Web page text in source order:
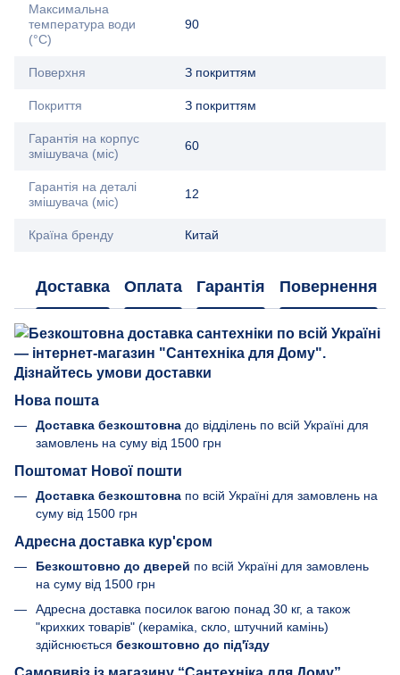
Максимальна
температура води
(°C)
90
Поверхня З покриттям
Покриття З покриттям
Гарантія на корпус
змішувача (міс)
60
Гарантія на деталі
змішувача (міс)
12
Країна бренду Китай
Доставка Оплата Гарантія Повернення
Нова пошта
Доставка безкоштовна до відділень по всій Україні для
замовлень на суму від 1500 грн
Поштомат Нової пошти
Доставка безкоштовна по всій Україні для замовлень на
суму від 1500 грн
Адресна доставка кур'єром
Безкоштовно до дверей по всій Україні для замовлень
на суму від 1500 грн
Адресна доставка посилок вагою понад 30 кг, а також
"крихких товарів" (кераміка, скло, штучний камінь)
здійснюється безкоштовно до під'їзду